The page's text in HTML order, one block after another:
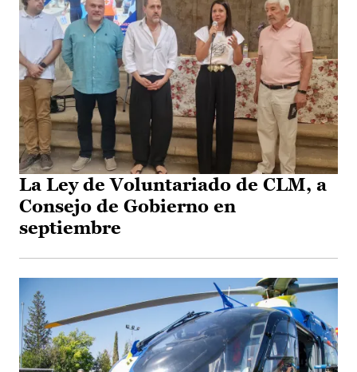
La Ley de Voluntariado de CLM, a
Consejo de Gobierno en
septiembre